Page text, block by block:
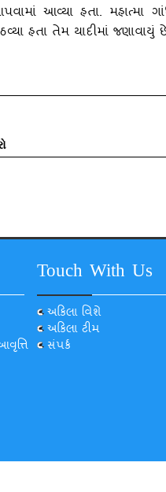
આપવામાં આવ્‍યા હતા. મહાત્‍મા
હતા તેમ યાદીમાં જણાવાયું
Touch With Us
અકિલા વિશે
અકિલા ટીમ
સંપર્ક